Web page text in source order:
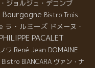
ジョルジュ・デコンブ
Bourgogne Bistro Trois
ラ・ルミーズ ドメーヌ・
PACALET
ワ René Jean DOMAINE
Bistro BIANCARA ヴァン・ナ